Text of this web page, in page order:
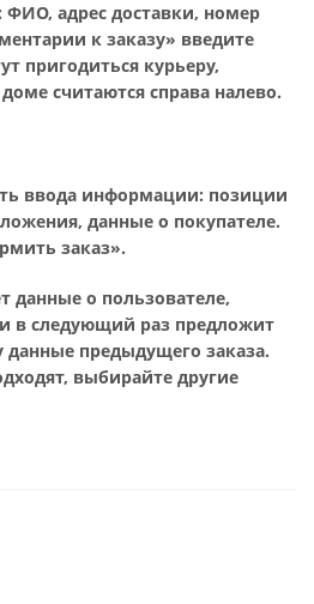
ФИО, адрес доставки, номер
к заказу» введите
пригодиться курьеру,
считаются справа налево.
ввода информации: позиции
данные о покупателе.
заказ».
данные о пользователе,
в следующий раз предложит
предыдущего заказа.
выбирайте другие